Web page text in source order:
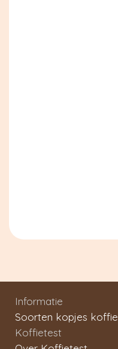
Informatie
Soorten kopjes koffie
Koffietest